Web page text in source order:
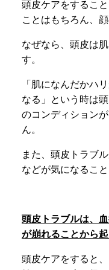
頭皮ケアをするこ
ことはもちろん、
なぜなら、頭皮は
す。
「肌になんだかハ
なる」という時は
のコンディション
ん。
また、頭皮トラブ
などが気になること
頭皮トラブルは、
が崩れることから
頭皮ケアをすると